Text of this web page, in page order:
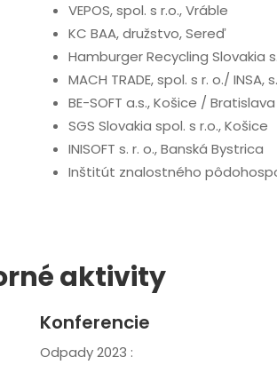
VEPOS, spol. s r.o., Vráble
KC BAA, družstvo, Sereď
Hamburger Recycling Slovakia
MACH TRADE, spol. s r. o./ INSA,
BE-SOFT a.s., Košice / Bratislava
SGS Slovakia spol. s r.o., Košice
INISOFT s. r. o., Banská Bystrica
Inštitút znalostného
aktivity
Konferencie
Odpady 2023 :